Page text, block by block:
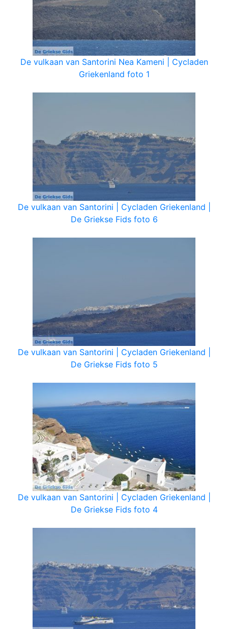
De vulkaan van Santorini Nea Kameni | Cycladen
Griekenland foto 1
De vulkaan van Santorini | Cycladen Griekenland |
De Griekse Fids foto 6
De vulkaan van Santorini | Cycladen Griekenland |
De Griekse Fids foto 5
De vulkaan van Santorini | Cycladen Griekenland |
De Griekse Fids foto 4